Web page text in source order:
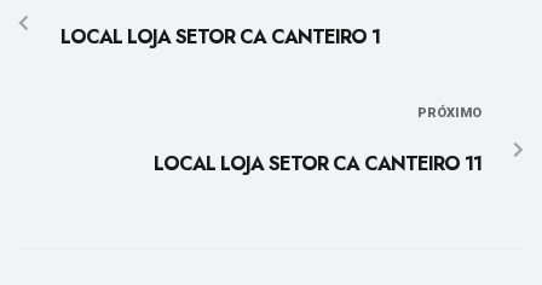
LOCAL LOJA SETOR CA CANTEIRO 1
PRÓXIMO
LOCAL LOJA SETOR CA CANTEIRO 11